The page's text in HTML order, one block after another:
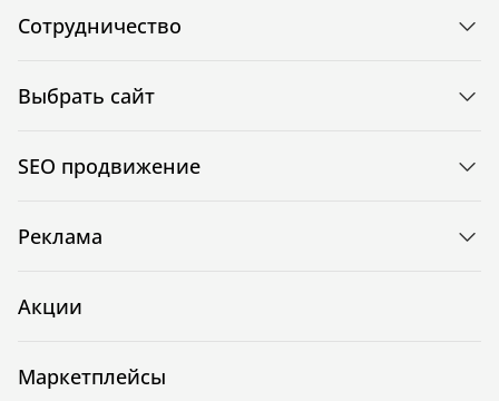
Сотрудничество
Выбрать сайт
SEO продвижение
Реклама
Акции
Маркетплейсы